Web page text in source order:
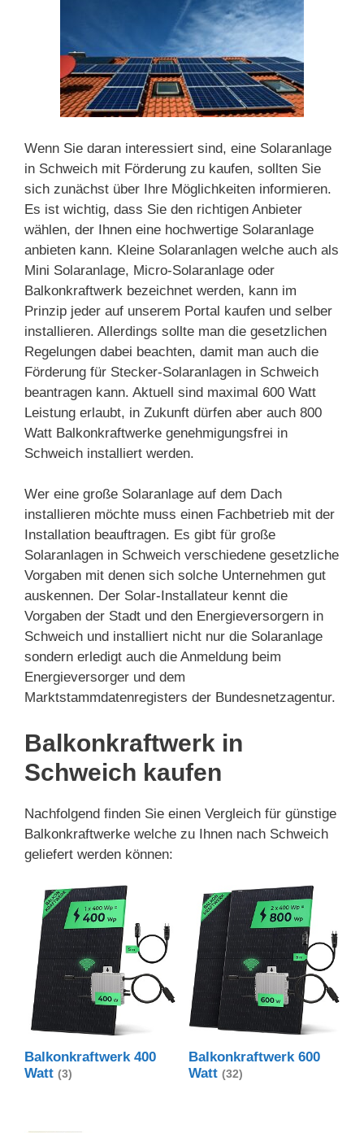
Wenn Sie daran interessiert sind, eine Solaranlage
in Schweich mit Förderung zu kaufen, sollten Sie
sich zunächst über Ihre Möglichkeiten informieren.
Es ist wichtig, dass Sie den richtigen Anbieter
wählen, der Ihnen eine hochwertige Solaranlage
anbieten kann. Kleine Solaranlagen welche auch als
Mini Solaranlage, Micro-Solaranlage oder
Balkonkraftwerk bezeichnet werden, kann im
Prinzip jeder auf unserem Portal kaufen und selber
installieren. Allerdings sollte man die gesetzlichen
Regelungen dabei beachten, damit man auch die
Förderung für Stecker-Solaranlagen in Schweich
beantragen kann. Aktuell sind maximal 600 Watt
Leistung erlaubt, in Zukunft dürfen aber auch 800
Watt Balkonkraftwerke genehmigungsfrei in
Schweich installiert werden.
Wer eine große Solaranlage auf dem Dach
installieren möchte muss einen Fachbetrieb mit der
Installation beauftragen. Es gibt für große
Solaranlagen in Schweich verschiedene gesetzliche
Vorgaben mit denen sich solche Unternehmen gut
auskennen. Der Solar-Installateur kennt die
Vorgaben der Stadt und den Energieversorgern in
Schweich und installiert nicht nur die Solaranlage
sondern erledigt auch die Anmeldung beim
Energieversorger und dem
Marktstammdatenregisters der Bundesnetzagentur.
Balkonkraftwerk in
Schweich kaufen
Nachfolgend finden Sie einen Vergleich für günstige
Balkonkraftwerke welche zu Ihnen nach Schweich
geliefert werden können:
Balkonkraftwerk 400
Watt (3)
Balkonkraftwerk 600
Watt (32)